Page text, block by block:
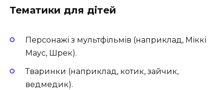
Тематики для дітей
Персонажі з мультфільмів (наприклад, Міккі
Маус, Шрек).
Тваринки (наприклад, котик, зайчик,
ведмедик).